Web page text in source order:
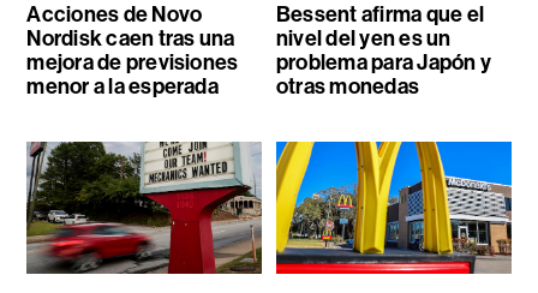
Acciones de Novo
Nordisk caen tras una
mejora de previsiones
menor a la esperada
Bessent afirma que el
nivel del yen es un
problema para Japón y
otras monedas